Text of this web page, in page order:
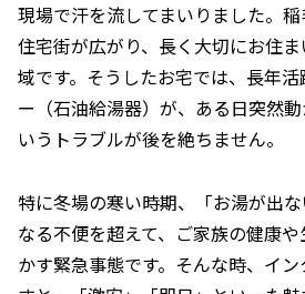
現場で汗を流してまいりました。
住宅街が広がり、長く大切にお住
域です。そうしたお宅では、長年
ー（石油給湯器）が、ある日突然
いうトラブルが後を絶ちません。
特に冬場の寒い時期、「お湯が出
なる不便を超えて、ご家族の健康
かす緊急事態です。そんな時、イ